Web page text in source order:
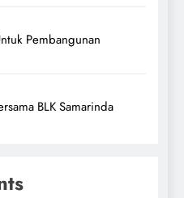
Pembangunan
BLK Samarinda